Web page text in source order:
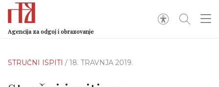
Agencija za odgoj i obrazovanje
STRUČNI ISPITI / 18. TRAVNJA 2019.